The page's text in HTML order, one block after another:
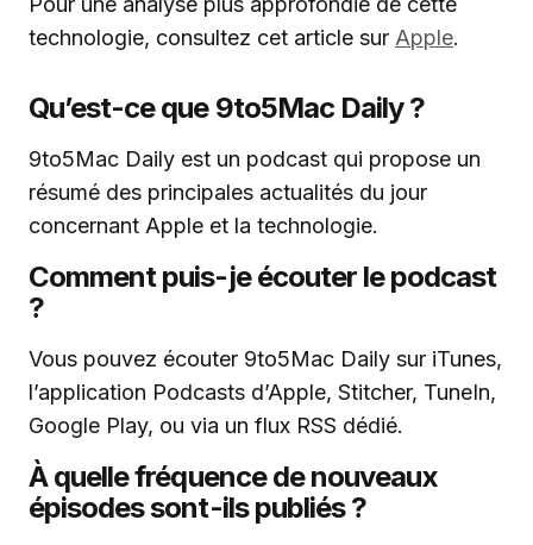
technologie, consultez cet article sur Apple.
Qu’est-ce que 9to5Mac Daily ?
9to5Mac Daily est un podcast qui propose un
résumé des principales actualités du jour
concernant Apple et la technologie.
Comment puis-je écouter le podcast
?
Vous pouvez écouter 9to5Mac Daily sur iTunes,
l’application Podcasts d’Apple, Stitcher, TuneIn,
Google Play, ou via un flux RSS dédié.
À quelle fréquence de nouveaux
épisodes sont-ils publiés ?